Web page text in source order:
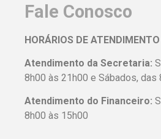
Fale Conosco
HORÁRIOS DE ATENDIMENTO
Atendimento da Secretaria:
8h00 às 21h00 e Sábados, das
Atendimento do Financeiro:
8h00 às 15h00